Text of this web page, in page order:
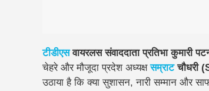
टीडीएसवायरलस संवाददाता प्रतिभा कुमारी
चेहरे और मौजूदा प्रदेश अध्यक्षसम्राटचौधरी
उठाया है कि क्या सुशासन, नारी सम्मान और